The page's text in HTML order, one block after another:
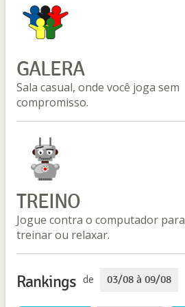
GALERA
Sala casual, onde você joga sem
compromisso.
TREINO
Jogue contra o computador para
treinar ou relaxar.
Rankings de 03/08 à 09/08